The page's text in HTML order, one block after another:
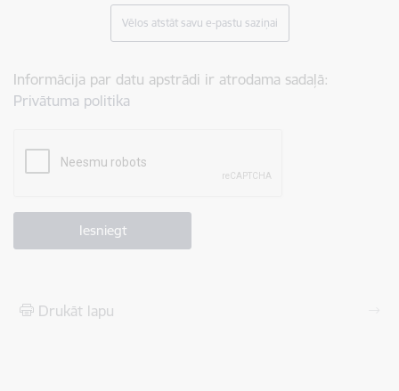
Vēlos atstāt savu e-pastu saziņai
Informācija par datu apstrādi ir atrodama sadaļā:
Privātuma politika
Drukāt lapu